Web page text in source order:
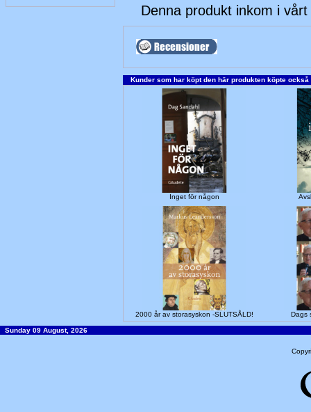
Denna produkt inkom i
Kunder som har köpt den här produkten köpte också
Inget för någon
2000 år av storasyskon -SLUTSÅLD! Dags
Sunday 09 August, 2026